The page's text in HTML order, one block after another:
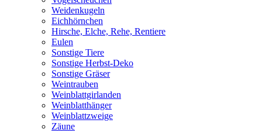
Weidenkugeln
Eichhörnchen
Hirsche, Elche, Rehe, Rentiere
Eulen
Sonstige Tiere
Sonstige Herbst-Deko
Sonstige Gräser
Weintrauben
Weinblattgirlanden
Weinblatthänger
Weinblattzweige
Zäune